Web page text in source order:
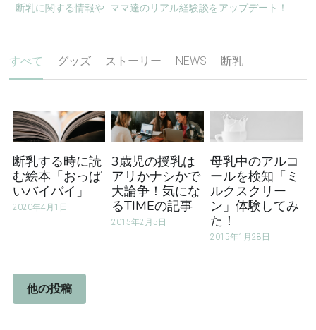
断乳に関する情報や  ママ達のリアル経験談をアップデート！
すべて グッズ ストーリー NEWS 断乳
断乳する時に読
む絵本「おっぱ
いバイバイ」
2020年4月1日
3歳児の授乳は
アリかナシかで
大論争！気にな
るTIMEの記事
2015年2月5日
母乳中のアルコ
ールを検知「ミ
ルクスクリー
ン」体験してみ
た！
2015年1月28日
他の投稿